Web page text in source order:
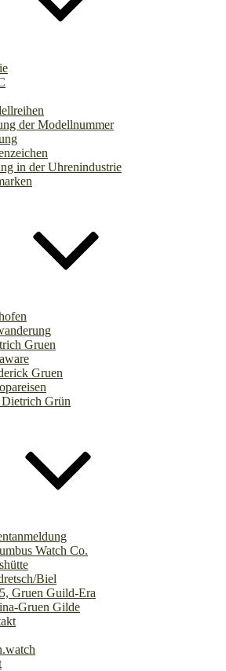
der Modellnummer
in der Uhrenindustrie
Gruen
Gruen
Grün
Watch Co.
Biel
Gruen Guild-Era
Gruen Gilde